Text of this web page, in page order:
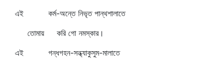
এই কর্ম-অন্তে নিভৃত পান্থশালাতে
তোমায় করি গো নমস্কার।
এই গন্ধগহন-সন্ধ্যাকুসুম-মালাতে